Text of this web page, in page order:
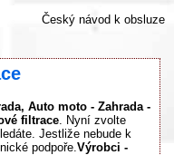
Český návod k obsluze
Auto moto - Zahrada -
filtrace . Nyní zvolte
Jestliže nebude k
podpoře. Výrobci -